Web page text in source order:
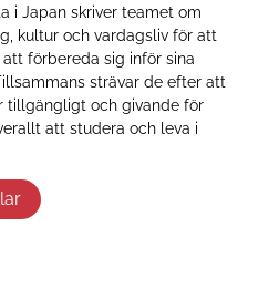
i Japan skriver teamet om
kultur och vardagsliv för att
att förbereda sig inför sina
strävar de efter att
tillgängligt och givande för
att studera och leva i